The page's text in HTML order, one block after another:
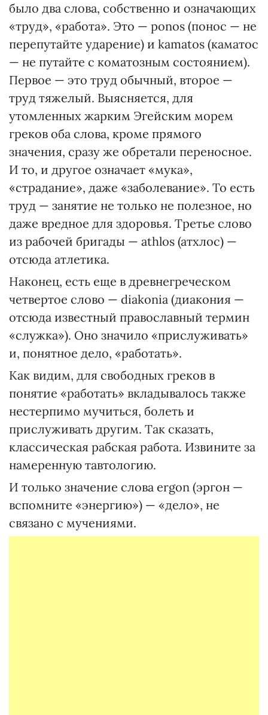
было два слова, собственно и означающих
«труд», «работа». Это — ponos (пoнос — не
перепутайте ударение) и kamatos (кaматос
— не путайте с коматозным состоянием).
Первое — это труд обычный, второе —
труд тяжелый. Выясняется, для
утомленных жарким Эгейским морем
греков оба слова, кроме прямого
значения, сразу же обретали переносное.
И то, и другое означает «мука»,
«страдание», даже «заболевание». То есть
труд — занятие не только не полезное, но
даже вредное для здоровья. Третье слово
из рабочей бригады — athlos (aтхлос) —
отсюда атлетика.
Наконец, есть еще в древнегреческом
четвертое слово — diakonia (диакония —
отсюда известный православный термин
«служка»). Оно значило «прислуживать»
и, понятное дело, «работать».
Как видим, для свободных греков в
понятие «работать» вкладывалось также
нестерпимо мучиться, болеть и
прислуживать другим. Так сказать,
классическая рабская работа. Извините за
намеренную тавтологию.
И только значение слова ergon (эргон —
вспомните «энергию») — «дело», не
связано с мучениями.